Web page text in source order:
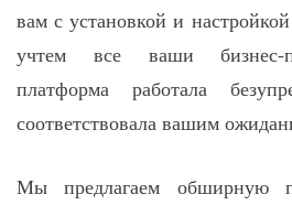
вам с установкой и
учтем все ваши бизнес-
платформа работала
соответствовала вашим
Мы предлагаем обширную